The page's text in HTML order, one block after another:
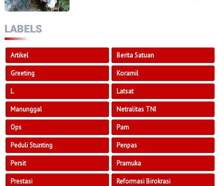
LABELS
Artikel Berita Satuan
Greeting Koramil
L Latsat
Manunggal Netralitas TNI
Ops Pam
Peduli Stunting Penpas
Persit Pramuka
Prestasi Reformasi Birokrasi